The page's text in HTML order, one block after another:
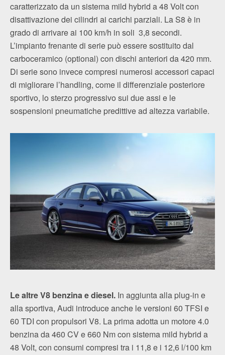
caratterizzato da un sistema mild hybrid a 48 Volt con
disattivazione dei cilindri ai carichi parziali. La S8 è in
grado di arrivare ai 100 km/h in soli 3,8 secondi.
L’impianto frenante di serie può essere sostituito dal
carboceramico (optional) con dischi anteriori da 420 mm.
Di serie sono invece compresi numerosi accessori capaci
di migliorare l’handling, come il differenziale posteriore
sportivo, lo sterzo progressivo sui due assi e le
sospensioni pneumatiche predittive ad altezza variabile.
Le altre V8 benzina e diesel. In aggiunta alla plug-in e
alla sportiva, Audi introduce anche le versioni 60 TFSI e
60 TDI con propulsori V8. La prima adotta un motore 4.0
benzina da 460 CV e 660 Nm con sistema mild hybrid a
48 Volt, con consumi compresi tra i 11,8 e i 12,6 l/100 km